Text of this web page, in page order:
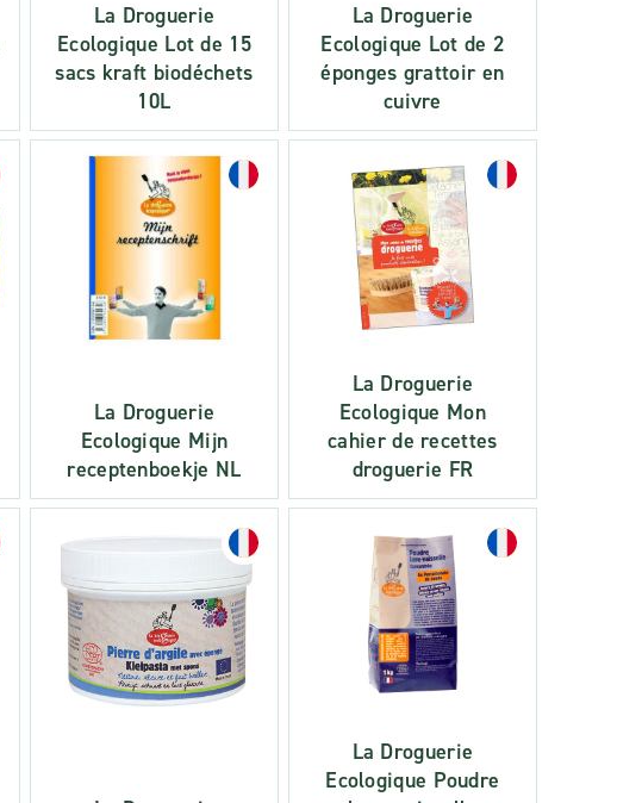
La Droguerie
Ecologique Lot de 15
sacs kraft biodéchets
10L
La Droguerie
Ecologique Lot de 2
éponges grattoir en
cuivre
La Droguerie
Ecologique Mijn
receptenboekje NL
La Droguerie
Ecologique Mon
cahier de recettes
droguerie FR
La Droguerie
Ecologique Poudre